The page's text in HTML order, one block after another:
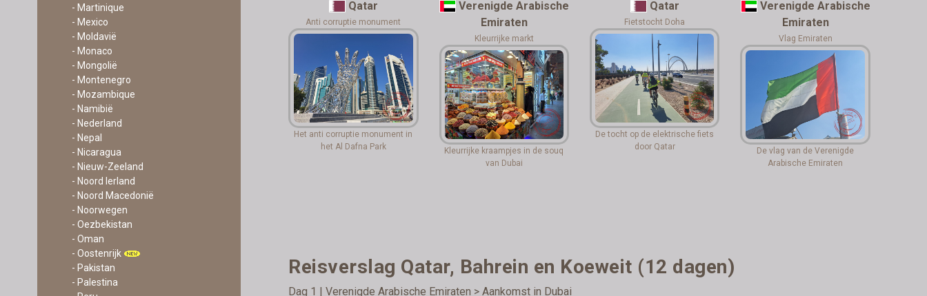
- Martinique
- Mexico
- Moldavië
- Monaco
- Mongolië
- Montenegro
- Mozambique
- Namibië
- Nederland
- Nepal
- Nicaragua
- Nieuw-Zeeland
- Noord Ierland
- Noord Macedonië
- Noorwegen
- Oezbekistan
- Oman
- Oostenrijk
- Pakistan
- Palestina
Qatar
Anti corruptie monument
Het anti corruptie monument in
het Al Dafna Park
Verenigde Arabische
Emiraten
Kleurrijke markt
Kleurrijke kraampjes in de souq
van Dubai
Qatar
Fietstocht Doha
De tocht op de elektrische fiets
door Qatar
Verenigde Arabische
Emiraten
Vlag Emiraten
De vlag van de Verenigde
Arabische Emiraten
Reisverslag Qatar, Bahrein en Koeweit (12 dagen)
Dag 1 | Verenigde Arabische Emiraten > Aankomst in Dubai